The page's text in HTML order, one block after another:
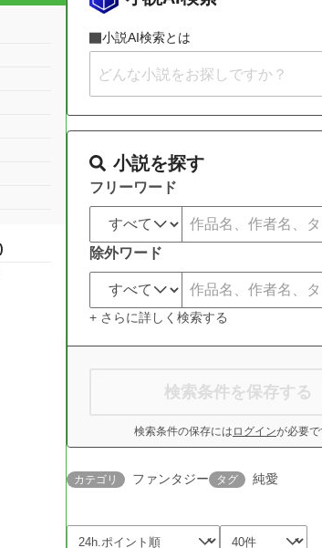
小説AI検索とは
小説を探す
フリーワード
除外ワード
+ さらに詳しく検索する
検索条件を保存する
検索条件の保存には ログインが必要で
カテゴリ ファンタジー タグ 純愛